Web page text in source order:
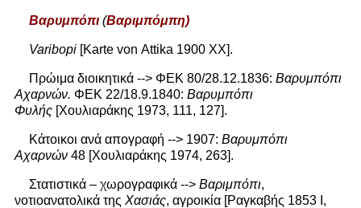
Βαρυμπόπι (Βαριμπόμπη)
Varibopi [Karte von Attika 1900 XX].
Πρώιμα διοικητικά --> ΦΕΚ 80/28.12.1836:Βαρυμπόπι
Αχαρνών. ΦΕΚ 22/18.9.1840: Βαρυμπόπι
Φυλής[Χουλιαράκης 1973, 111, 127].
Κάτοικοι ανά απογραφή --> 1907:Βαρυμπόπι
Αχαρνών48 [Χουλιαράκης 1974, 263].
Στατιστικά – χωρογραφικά -->Βαριμπόπι,
νοτιοανατολικά της Χασιάς, αγροικία [Ραγκαβής 1853 Ι,